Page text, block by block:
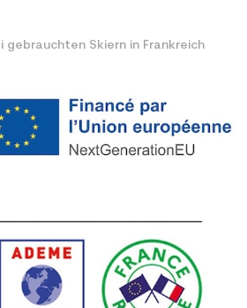
gebrauchten Skiern in Frankreich